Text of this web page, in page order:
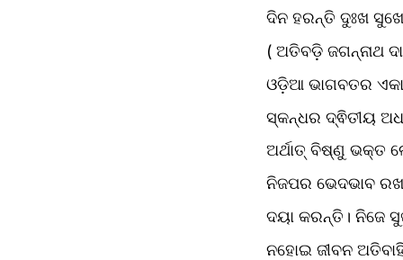
ଦିନ ହରନ୍ତି ଦୁଃଖ
( ଅତିବଡ଼ି ଜଗନ୍ନାଥ
ଓଡ଼ିଆ ଭାଗବତର
ସ୍କନ୍ଧର ଦ୍ଵିତୀୟ
ଅର୍ଥାତ୍ ବିଷ୍ଣୁ ଭକ୍ତ
ନିଜପର ଭେଦଭାବ
ଦୟା କରନ୍ତି। ନିଜେ
ନହୋଇ ଜୀବନ